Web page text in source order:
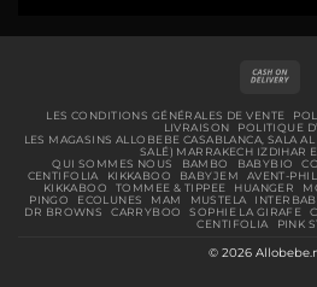
LES CONDITIONS GÉNÉRALES DE VENTE
LIVRAISON
POLITIQUE
LES MAGASINS ALLOBEBE CASABLANCA, SALA
SALÉ) MARRAKECH IZDIHAR
QUI SOMMES NOUS
BAMBO BABYBIO
CENTIFOLIA
KIKKABOO BABYJEM AVENT-
KIKKABOO
TOMMEE & TIPPEE HUANGER
PINGO
ECOLUNES MAM MUSTELA
DR BROWNS
CARRYBOO SOPHIE LA GIRAFE
CENTIFOLIA
PINK
© 2026